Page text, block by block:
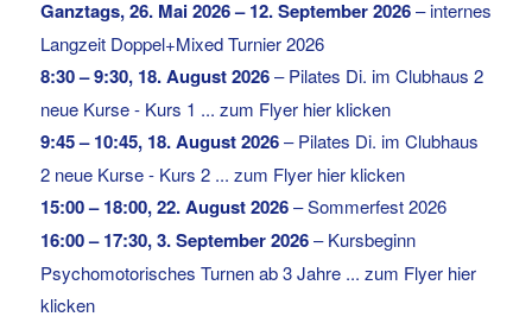
Ganztags,26. Mai 2026– 12. September 2026–internes
Langzeit Doppel+Mixed Turnier 2026
8:30– 9:30, 18. August 2026–Pilates Di. im Clubhaus 2
neue Kurse - Kurs 1 ... zum Flyer hier klicken
9:45– 10:45, 18. August 2026–Pilates Di. im Clubhaus
2 neue Kurse - Kurs 2 ... zum Flyer hier klicken
15:00– 18:00,22. August 2026–Sommerfest 2026
16:00– 17:30,3. September 2026–Kursbeginn
Psychomotorisches Turnen ab 3 Jahre ... zum Flyer hier
klicken